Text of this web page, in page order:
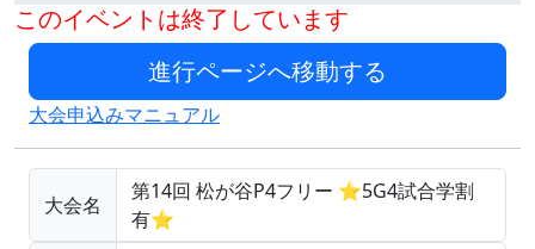
このイベントは終了しています
大会申込みマニュアル
大会名
第14回 松が谷P4フリー ⭐5G4試合学割
有⭐